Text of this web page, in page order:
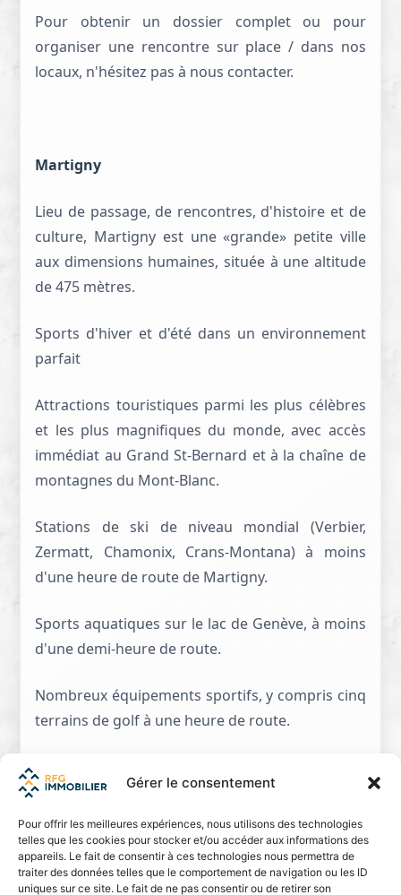
Gérer le consentement
Pour offrir les meilleures expériences, nous utilisons des technologies
telles que les cookies pour stocker et/ou accéder aux informations des
appareils. Le fait de consentir à ces technologies nous permettra de
traiter des données telles que le comportement de navigation ou les ID
uniques sur ce site. Le fait de ne pas consentir ou de retirer son
Pour obtenir un dossier complet ou pour
organiser une rencontre sur place / dans nos
locaux, n'hésitez pas à nous contacter.
Martigny
Lieu de passage, de rencontres, d'histoire et de
culture, Martigny est une «grande» petite ville
aux dimensions humaines, située à une altitude
de 475 mètres.
Sports d'hiver et d'été dans un environnement
parfait
Attractions touristiques parmi les plus célèbres
et les plus magnifiques du monde, avec accès
immédiat au Grand St-Bernard et à la chaîne de
montagnes du Mont-Blanc.
Stations de ski de niveau mondial (Verbier,
Zermatt, Chamonix, Crans-Montana) à moins
d'une heure de route de Martigny.
Sports aquatiques sur le lac de Genève, à moins
d'une demi-heure de route.
Nombreux équipements sportifs, y compris cinq
terrains de golf à une heure de route.
variées. L'on trouvera tous les types de concerts,
de festivals de musique et un riche calendrier
d'arts plastiques, pour ne rien dire encore de